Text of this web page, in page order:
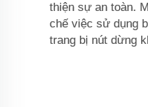
thiện sự an toàn.
chế việc sử dụng
trang bị nút dừng